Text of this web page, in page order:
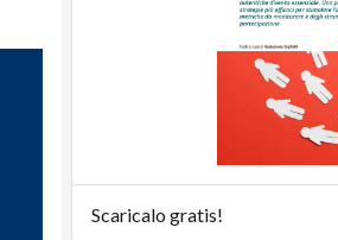
Scaricalo gratis!